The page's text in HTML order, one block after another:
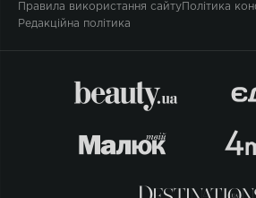
Правила використання сайту Політика
Редакційна політика